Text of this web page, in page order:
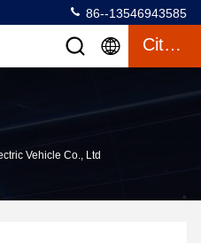
86--13546943585
Citation
Vehicle Co., Ltd